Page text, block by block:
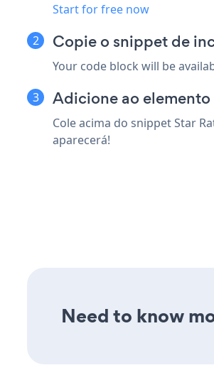
Start for free now
Copie o snippet de
Your code block will be
Adicione ao
Cole acima do snippet Star
aparecerá!
Need to know